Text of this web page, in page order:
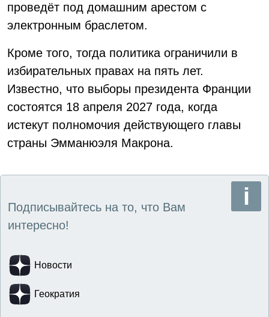
проведёт под домашним арестом с
электронным браслетом.
Кроме того, тогда политика ограничили в
избирательных правах на пять лет.
Известно, что выборы президента Франции
состоятся 18 апреля 2027 года, когда
истекут полномочия действующего главы
страны Эмманюэля Макрона.
Подписывайтесь на то, что Вам
интересно!
Новости
Геократия